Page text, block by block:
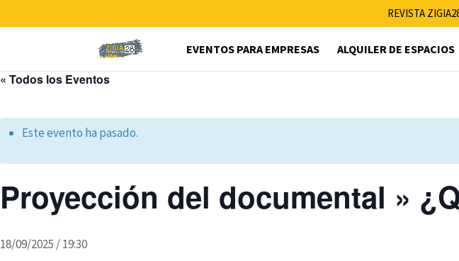
REVISTA
EVENTOS PARA EMPRESAS ALQUILER DE ESPACIOS
« Todos los Eventos
Este evento ha pasado.
Proyección del documental »
18/09/2025 / 19:30